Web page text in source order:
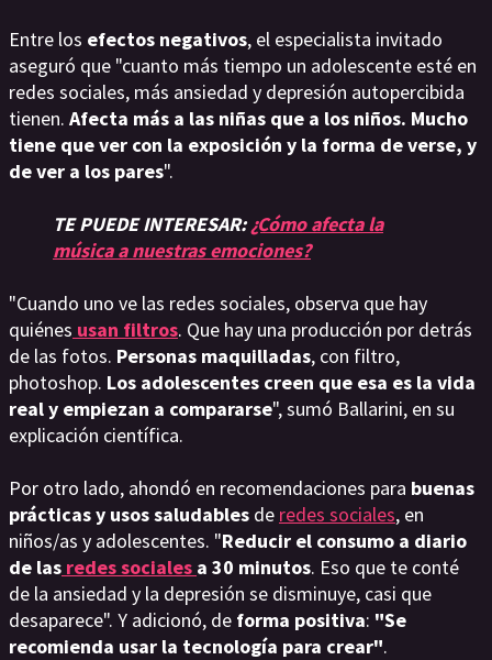
Entre los efectos negativos, el especialista invitado
aseguró que "cuanto más tiempo un adolescente esté en
redes sociales, más ansiedad y depresión autopercibida
tienen. Afecta más a las niñas que a los niños. Mucho
tiene que ver con la exposición y la forma de verse, y
de ver a los pares".
TE PUEDE INTERESAR:¿Cómo afecta la
música a nuestras emociones?
"Cuando uno ve las redes sociales, observa que hay
quiénes usan filtros. Que hay una producción por detrás
de las fotos. Personas maquilladas, con filtro,
photoshop. Los adolescentes creen que esa es la vida
real y empiezan a compararse", sumó Ballarini, en su
explicación científica.
Por otro lado, ahondó en recomendaciones para buenas
prácticas y usos saludables de redes sociales, en
niños/as y adolescentes. "Reducir el consumo a diario
de las redes sociales a 30 minutos. Eso que te conté
de la ansiedad y la depresión se disminuye, casi que
desaparece". Y adicionó, de forma positiva: "Se
recomienda usar la tecnología para crear".